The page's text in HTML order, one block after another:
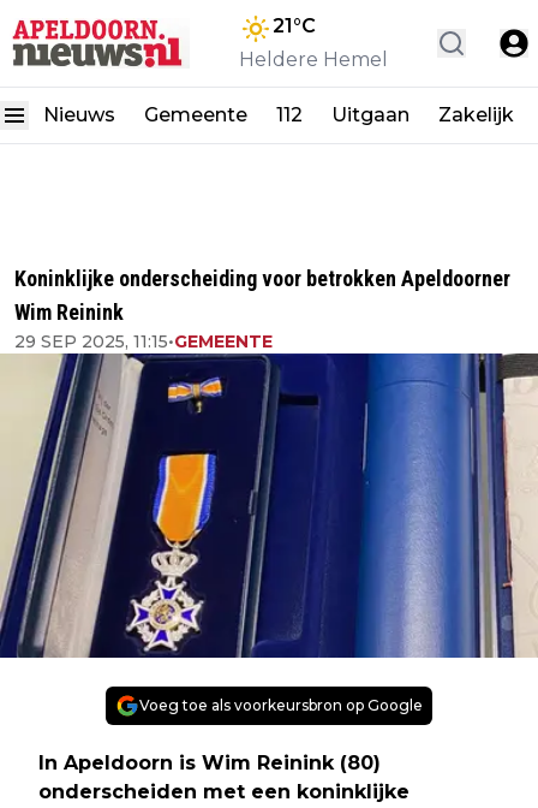
21°C
Heldere Hemel
Nieuws Gemeente 112 Uitgaan Zakelijk
Koninklijke onderscheiding voor betrokken Apeldoorner
Wim Reinink
29 SEP 2025, 11:15•GEMEENTE
Voeg toe als voorkeursbron op Google
In Apeldoorn is Wim Reinink (80)
onderscheiden met een koninklijke